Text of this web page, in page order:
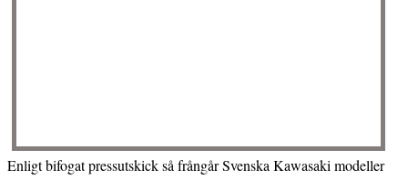
Enligt bifogat pressutskick så frångår Svenska Kawasaki modeller